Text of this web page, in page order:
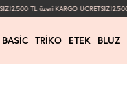
2.500 TL üzeri KARGO ÜCRETSİZ!2.500
BASIC TRIKO ETEK BLUZ